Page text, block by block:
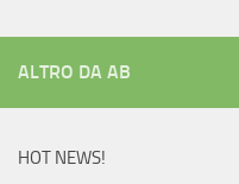
ALTRO DA AB
HOT NEWS!